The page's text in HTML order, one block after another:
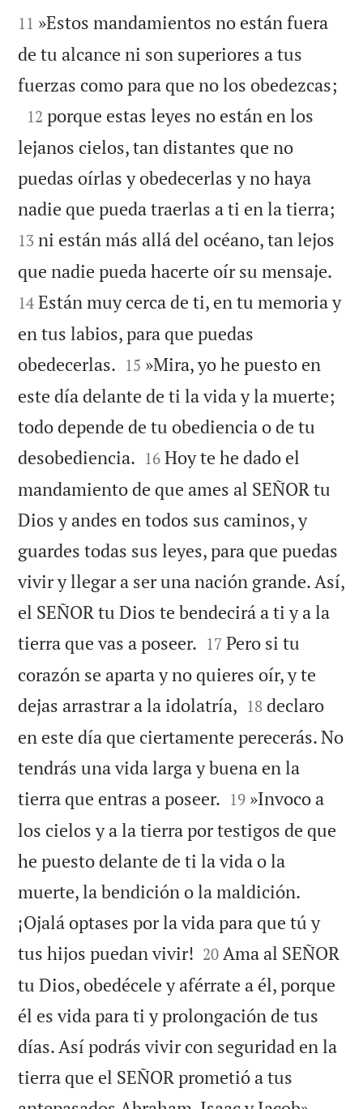


11 »Estos mandamientos no están fuera
de tu alcance ni son superiores a tus
fuerzas como para que no los obedezcas;

12 porque estas leyes no están en los
lejanos cielos, tan distantes que no
puedas oírlas y obedecerlas y no haya
nadie que pueda traerlas a ti en la tierra;
13 ni están más allá del océano, tan lejos
que nadie pueda hacerte oír su mensaje.
14 Están muy cerca de ti, en tu memoria y
en tus labios, para que puedas
obedecerlas. 

15 »Mira, yo he puesto en
este día delante de ti la vida y la muerte;
todo depende de tu obediencia o de tu
desobediencia. 

16 Hoy te he dado el
mandamiento de que ames al SEÑOR tu
Dios y andes en todos sus caminos, y
guardes todas sus leyes, para que puedas
vivir y llegar a ser una nación grande. Así,
el SEÑOR tu Dios te bendecirá a ti y a la
tierra que vas a poseer. 

17 Pero si tu
corazón se aparta y no quieres oír, y te
dejas arrastrar a la idolatría, 

18 declaro
en este día que ciertamente perecerás. No
tendrás una vida larga y buena en la
tierra que entras a poseer. 

19 »Invoco a
los cielos y a la tierra por testigos de que
he puesto delante de ti la vida o la
muerte, la bendición o la maldición.
¡Ojalá optases por la vida para que tú y
tus hijos puedan vivir! 

20 Ama al SEÑOR
tu Dios, obedécele y aférrate a él, porque
él es vida para ti y prolongación de tus
días. Así podrás vivir con seguridad en la
tierra que el SEÑOR prometió a tus